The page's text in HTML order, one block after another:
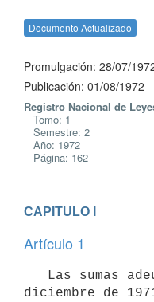
Documento Actualizado
Promulgación: 28/07/
Publicación: 01/08/1972
Registro Nacional de
Tomo: 1
Semestre: 2
Año: 1972
Página: 162
CAPITULO I
Artículo 1
diciembre de